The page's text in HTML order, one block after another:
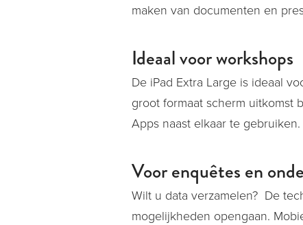
maken van documenten en
Ideaal voor workshops
De iPad Extra Large is ideaal
groot formaat scherm uitkomst
Apps naast elkaar te gebruiken.
Voor enquêtes en
Wilt u data verzamelen? De
mogelijkheden opengaan.